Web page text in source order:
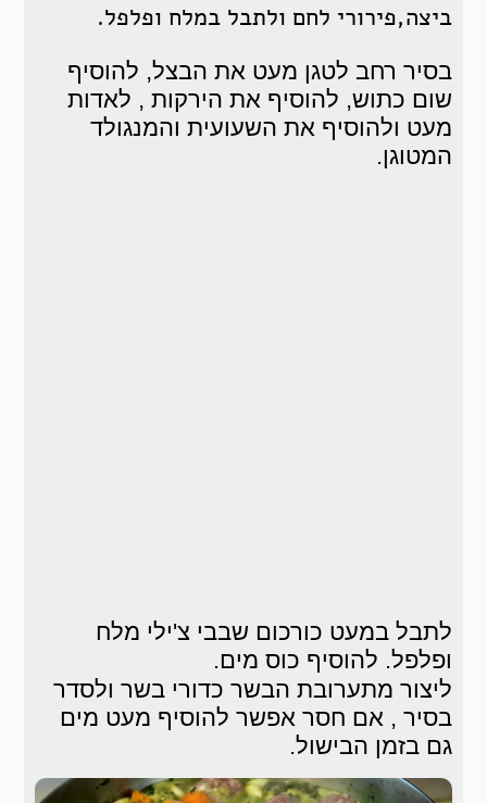
ביצה,פירורי לחם ולתבל במלח ופלפל.
בסיר רחב לטגן מעט את הבצל, להוסיף
שום כתוש, להוסיף את הירקות , לאדות
מעט ולהוסיף את השעועית והמנגולד
המטוגן.
לתבל במעט כורכום שבבי צ'ילי מלח
ופלפל. להוסיף כוס מים.
ליצור מתערובת הבשר כדורי בשר ולסדר
בסיר , אם חסר אפשר להוסיף מעט מים
גם בזמן הבישול.